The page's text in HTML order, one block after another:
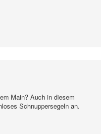
Main? Auch in diesem
Schnuppersegeln an.